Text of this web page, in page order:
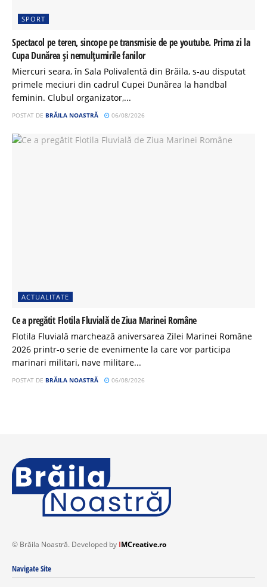
SPORT
Spectacol pe teren, sincope pe transmisie de pe youtube. Prima zi la
Cupa Dunărea și nemulțumirile fanilor
Miercuri seara, în Sala Polivalentă din Brăila, s-au disputat
primele meciuri din cadrul Cupei Dunărea la handbal
feminin. Clubul organizator,...
POSTAT DE BRĂILA NOASTRĂ 06/08/2026
ACTUALITATE
Ce a pregătit Flotila Fluvială de Ziua Marinei Române
Flotila Fluvială marchează aniversarea Zilei Marinei Române
2026 printr-o serie de evenimente la care vor participa
marinari militari, nave militare...
POSTAT DE BRĂILA NOASTRĂ 06/08/2026
© Brăila Noastră. Developed by IMCreative.ro
Navigate Site